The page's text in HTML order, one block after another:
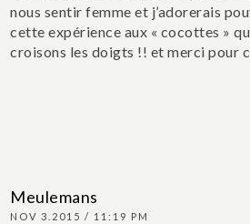
nous sentir femme et j’adorerais
cette expérience aux « cocottes »
croisons les doigts !! et merci pour
Meulemans
NOV 3.2015 / 11:19 PM